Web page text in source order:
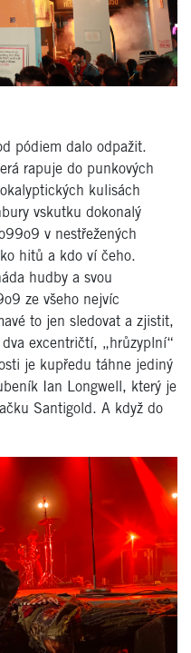
pódiem dalo odpažit.
rapuje do punkových
kulisách
vskutku dokonalý
v nestřežených
hitů a kdo ví čeho.
hudby a svou
ze všeho nejvíc
to jen sledovat a zjistit,
excentričtí, „hrůzyplní“
je kupředu táhne jediný
Ian Longwell, který je
Santigold. A když do